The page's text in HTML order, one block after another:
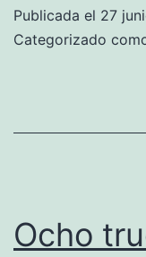
Publicada el 27
Categorizado
Ocho